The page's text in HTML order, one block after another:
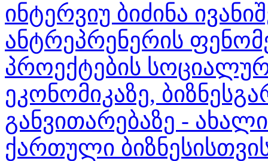
ინტერვიუ ბიძინა
ანტრეპრენერის
პროექტების
ეკონომიკაზე,
განვითარებაზე -
ქართული